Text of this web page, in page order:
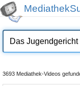
3693 Mediathek-Videos